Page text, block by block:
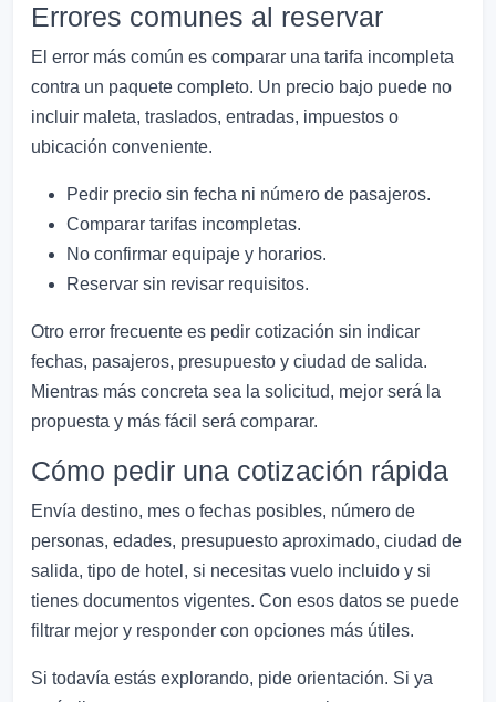
Errores comunes al reservar
El error más común es comparar una tarifa incompleta
contra un paquete completo. Un precio bajo puede no
incluir maleta, traslados, entradas, impuestos o
ubicación conveniente.
Pedir precio sin fecha ni número de pasajeros.
Comparar tarifas incompletas.
No confirmar equipaje y horarios.
Reservar sin revisar requisitos.
Otro error frecuente es pedir cotización sin indicar
fechas, pasajeros, presupuesto y ciudad de salida.
Mientras más concreta sea la solicitud, mejor será la
propuesta y más fácil será comparar.
Cómo pedir una cotización rápida
Envía destino, mes o fechas posibles, número de
personas, edades, presupuesto aproximado, ciudad de
salida, tipo de hotel, si necesitas vuelo incluido y si
tienes documentos vigentes. Con esos datos se puede
filtrar mejor y responder con opciones más útiles.
Si todavía estás explorando, pide orientación. Si ya